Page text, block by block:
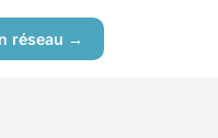
réseau →